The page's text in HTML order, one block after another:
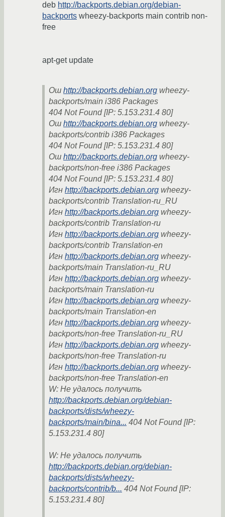
deb http://backports.debian.org/debian-
backports wheezy-backports main contrib non-
free
apt-get update
Ош http://backports.debian.org wheezy-
backports/main i386 Packages
404 Not Found [IP: 5.153.231.4 80]
Ош http://backports.debian.org wheezy-
backports/contrib i386 Packages
404 Not Found [IP: 5.153.231.4 80]
Ош http://backports.debian.org wheezy-
backports/non-free i386 Packages
404 Not Found [IP: 5.153.231.4 80]
Игн http://backports.debian.org wheezy-
backports/contrib Translation-ru_RU
Игн http://backports.debian.org wheezy-
backports/contrib Translation-ru
Игн http://backports.debian.org wheezy-
backports/contrib Translation-en
Игн http://backports.debian.org wheezy-
backports/main Translation-ru_RU
Игн http://backports.debian.org wheezy-
backports/main Translation-ru
Игн http://backports.debian.org wheezy-
backports/main Translation-en
Игн http://backports.debian.org wheezy-
backports/non-free Translation-ru_RU
Игн http://backports.debian.org wheezy-
backports/non-free Translation-ru
Игн http://backports.debian.org wheezy-
backports/non-free Translation-en
W: Не удалось получить
http://backports.debian.org/debian-
backports/dists/wheezy-
backports/main/bina... 404 Not Found [IP:
5.153.231.4 80]
W: Не удалось получить
http://backports.debian.org/debian-
backports/dists/wheezy-
backports/contrib/b... 404 Not Found [IP:
5.153.231.4 80]